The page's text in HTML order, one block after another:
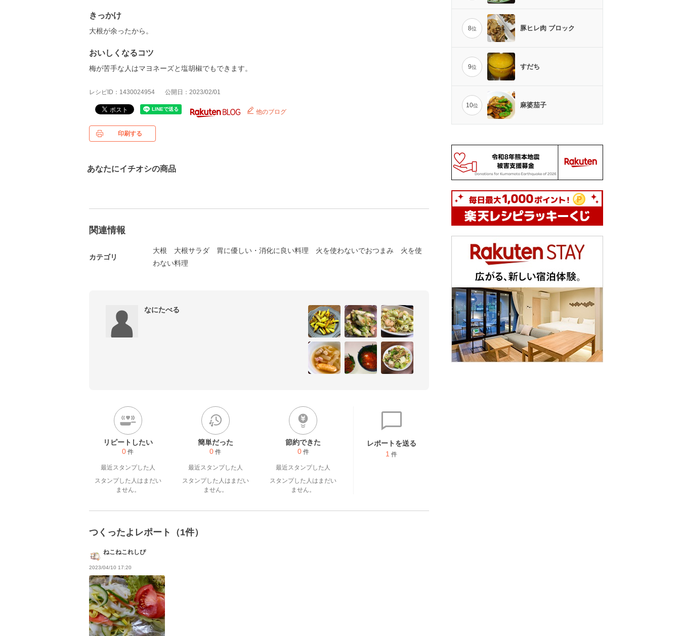
きっかけ
大根が余ったから。
おいしくなるコツ
梅が苦手な人はマヨネーズと塩胡椒でもできます。
レシピID：1430024954 公開日：2023/02/01
他のブログ
印刷する
あなたにイチオシの商品
関連情報
カテゴリ
大根 大根サラダ 胃に優しい・消化に良い料理 火を使わないでおつまみ
火を使
わない料理
なにたべる
リピートしたい
0 件
最近スタンプした人
スタンプした人はまだい
ません。
簡単だった
0 件
最近スタンプした人
スタンプした人はまだい
ません。
節約できた
0 件
最近スタンプした人
スタンプした人はまだい
ません。
レポートを送る
1 件
つくったよレポート（1件）
ねこねこれしぴ
2023/04/10 17:20
8位 豚ヒレ肉 ブロック
9位 すだち
10位 麻婆茄子